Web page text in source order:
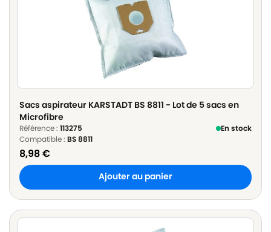
Sacs aspirateur KARSTADT BS 8811 - Lot de 5 sacs en
Microfibre
Référence : 113275
En stock
Compatible : BS 8811
8,98€
Ajouter au panier